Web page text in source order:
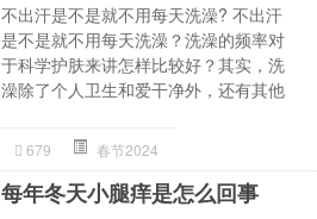
不出汗是不是就不用每天洗澡? 不出汗
是不是就不用每天洗澡？洗澡的频率对
于科学护肤来讲怎样比较好？其实，洗
澡除了个人卫生和爱干净外，还有其他
679 春节2024
每年冬天小腿痒是怎么回事